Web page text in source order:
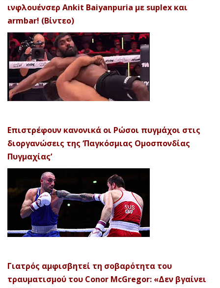
ινφλουένσερ Ankit Baiyanpuria με suplex και
armbar! (Βίντεο)
Επιστρέφουν κανονικά οι Ρώσοι πυγμάχοι στις
διοργανώσεις της ‘Παγκόσμιας Ομοσπονδίας
Πυγμαχίας’
Γιατρός αμφισβητεί τη σοβαρότητα του
τραυματισμού του Conor McGregor: «Δεν βγαίνει